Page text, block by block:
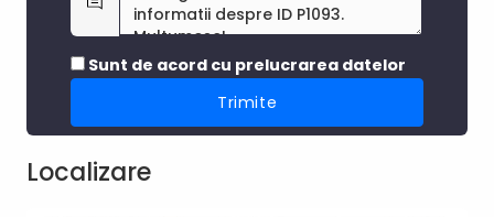
Sunt de acord cu prelucrarea datelor
Localizare